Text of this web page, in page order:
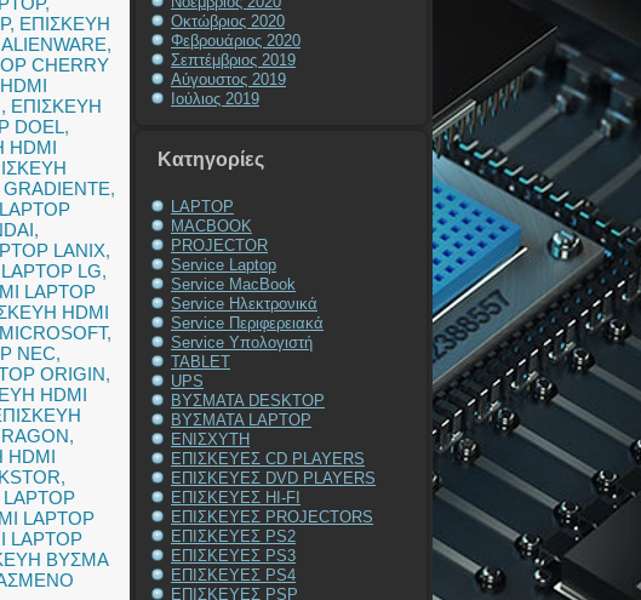
, ΕΠΙΣΚΕΥΗ
,
CHERRY
, ΕΠΙΣΚΕΥΗ
DOEL,
HDMI
,
,
LANIX,
LG,
LAPTOP
HDMI
,
NEC,
ORIGIN,
HDMI
,
HDMI
,
LAPTOP
LAPTOP
ΒΥΣΜΑ
Οκτώβριος 2020
Φεβρουάριος 2020
Σεπτέμβριος 2019
Αύγουστος 2019
Ιούλιος 2019
Kατηγορίες
LAPTOP
MACBOOK
PROJECTOR
Service Laptop
Service MacBook
Service Ηλεκτρονικά
Service Περιφερειακά
Service Υπολογιστή
TABLET
UPS
ΒΥΣΜΑΤΑ DESKTOP
ΒΥΣΜΑΤΑ LAPTOP
ΕΝΙΣΧΥΤΗ
ΕΠΙΣΚΕΥΕΣ CD PLAYERS
ΕΠΙΣΚΕΥΕΣ DVD PLAYERS
ΕΠΙΣΚΕΥΕΣ HI-FI
ΕΠΙΣΚΕΥΕΣ PROJECTORS
ΕΠΙΣΚΕΥΕΣ PS2
ΕΠΙΣΚΕΥΕΣ PS3
ΕΠΙΣΚΕΥΕΣ PS4
ΕΠΙΣΚΕΥΕΣ PSP